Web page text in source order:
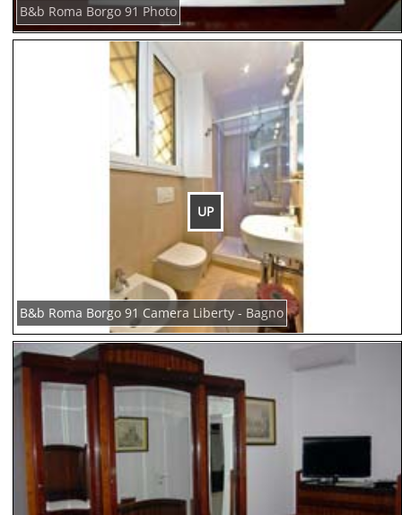
UP
B&b Roma Borgo 91 Photo
B&b Roma Borgo 91 Camera Liberty - Bagno